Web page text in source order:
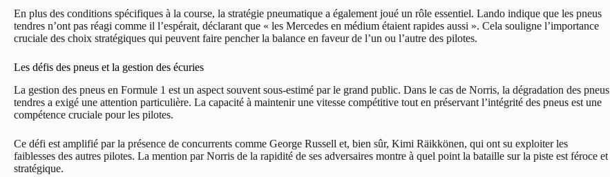
En plus des conditions spécifiques à la course, la stratégie pneumatique a également joué un rôle essentiel. Lando indique que les pneus
tendres n’ont pas réagi comme il l’espérait, déclarant que « les Mercedes en médium étaient rapides aussi ». Cela souligne l’importance
cruciale des choix stratégiques qui peuvent faire pencher la balance en faveur de l’un ou l’autre des pilotes.
Les défis des pneus et la gestion des écuries
La gestion des pneus en Formule 1 est un aspect souvent sous-estimé par le grand public. Dans le cas de Norris, la dégradation des pneus
tendres a exigé une attention particulière. La capacité à maintenir une vitesse compétitive tout en préservant l’intégrité des pneus est une
compétence cruciale pour les pilotes.
Ce défi est amplifié par la présence de concurrents comme George Russell et, bien sûr, Kimi Räikkönen, qui ont su exploiter les
faiblesses des autres pilotes. La mention par Norris de la rapidité de ses adversaires montre à quel point la bataille sur la piste est féroce et
stratégique.